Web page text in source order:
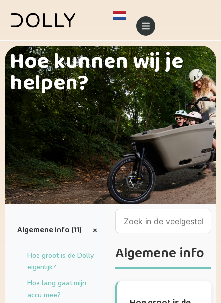
Hoe kunnen wij je
helpen?
Algemene info (11) +
Hoe groot is de Dolly
eigenlijk?
Hoe lang gaat mijn
accu mee?
Algemene info